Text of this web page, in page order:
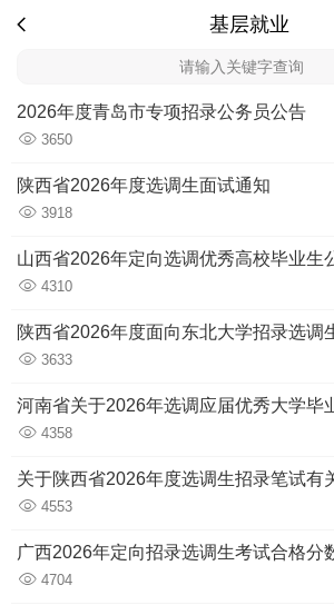
基层就业
2026年度青岛市专项招录公务员公告
3650
陕西省2026年度选调生面试通知
3918
4310
陕西省2026年度面向东北大学招录选调
3633
4358
关于陕西省2026年度选调生招录笔试有
4553
广西2026年定向招录选调生考试合格分
4704